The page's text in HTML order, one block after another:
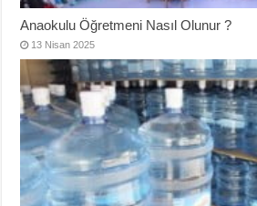
Anaokulu Öğretmeni Nasıl Olunur ?
13 Nisan 2025